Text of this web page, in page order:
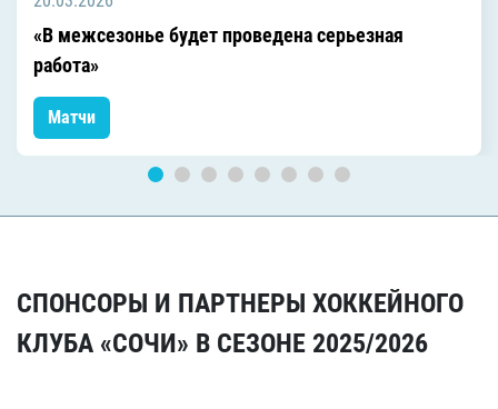
«В межсезонье будет проведена серьезная
работа»
Матчи
СПОНСОРЫ И ПАРТНЕРЫ ХОККЕЙНОГО
КЛУБА «СОЧИ» В СЕЗОНЕ 2025/2026